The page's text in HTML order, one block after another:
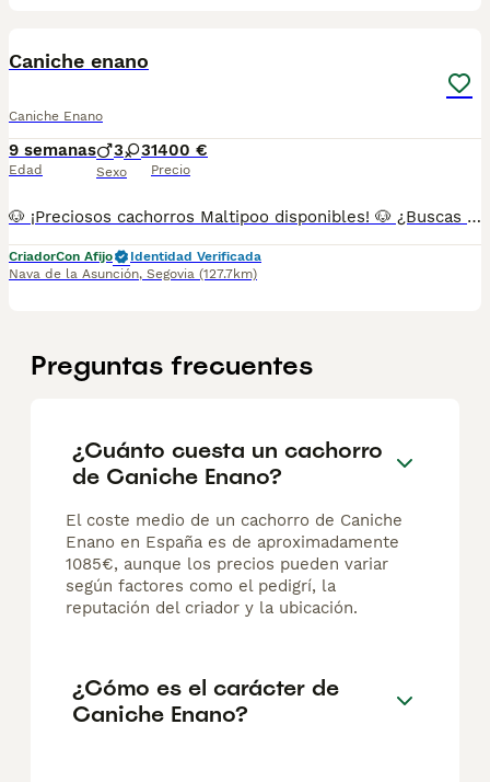
Caniche enano
Caniche Enano
9 semanas
Edad
3 3
Sexo
1400 €
Precio
🐶 ¡Preciosos cachorros Maltipoo disponibles! 🐶 ¿Buscas un cachorro caniche enano sano, cariñoso y criado con mucho amor? Somos un criadero familiar y nuestros pequeños crecen en un entorno lleno de cuidados y atención para garantizar su bienestar desde el primer día. ✨ Disponemos de hembras y machos. Puedes venir a conocer a los cachorros en persona o, si lo prefieres, realizar una videollamada para verlos y resolver todas tus dudas con total confianza. Todos nuestros cachorros se entregan con: ✔️ Vacunas correspondientes a su edad. ✔️ Desparasitación interna y externa. ✔️ Cartilla sanitaria. ✔️ Revisión veterinaria. ✔️ Pasaporte. ✔️ Microchip. ✔️ Contrato con garantías. 🚚 Realizamos entregas en toda la Península, incluyendo: 📍 Galicia: A Coruña, Lugo, Ourense y Pontevedra. 📍 Cantabria: Santander y resto de la comunidad. 📍 País Vasco: Bilbao, San Sebastián y Vitoria-Gasteiz. 📍 Cataluña: Barcelona, Tarragona, Girona y Lleida. 📍 Aragón: Zaragoza y Huesca. 📍 Comunidad Valenciana: Valencia, Alicante y Castellón. 📍 Castilla-La Mancha: Toledo, Ciudad Real, Albacete, Cuenca y Guadalajara. 📍 Castilla y León: Valladolid, Burgos, León, Salamanca, Ávila, Segovia, Soria, Palencia y Zamora. 📍 Región de Murcia: Murcia y Cartagena. 📍 Andalucía: Sevilla, Málaga, Córdoba, Granada, Cádiz, Jaén, Almería y Huelva. 📸 Te enviaremos fotos y vídeos actualizados para que conozcas a tu cachorro antes de su llegada. 💬 Estaremos encantados de responder cualquier consulta y ayudarte a encontrar el compañero perfecto para tu familia. 📞 Teléfono y WhatsApp: 663 736 099 👩 Pregunta por Carla. 🕘 Atendemos de lunes a domingo. ❤️ Tu nuevo mejor amigo te está esperando. ¡Contáctanos sin compromiso!
CriadorCon Afijo
Identidad Verificada
Nava de la Asunción, Segovia (127.7km)
Preguntas frecuentes
¿Cuánto cuesta un cachorro
de Caniche Enano?
El coste medio de un cachorro de Caniche
Enano en España es de aproximadamente
1085€, aunque los precios pueden variar
según factores como el pedigrí, la
reputación del criador y la ubicación.
¿Cómo es el carácter de
Caniche Enano?